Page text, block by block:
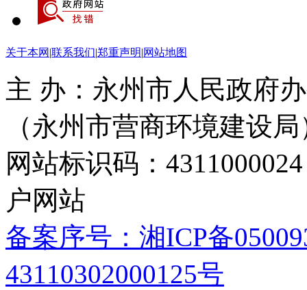
关于本网 |联系我们|郑重声明|网站地图
主 办：永州市人民政府
（永州市营商环境建设局
网站标识码：
户网站
备案序号：湘ICP备
43110302000125号